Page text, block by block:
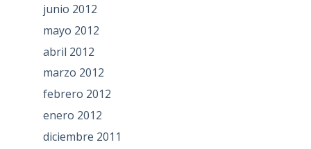
junio 2012
mayo 2012
abril 2012
marzo 2012
febrero 2012
enero 2012
diciembre 2011